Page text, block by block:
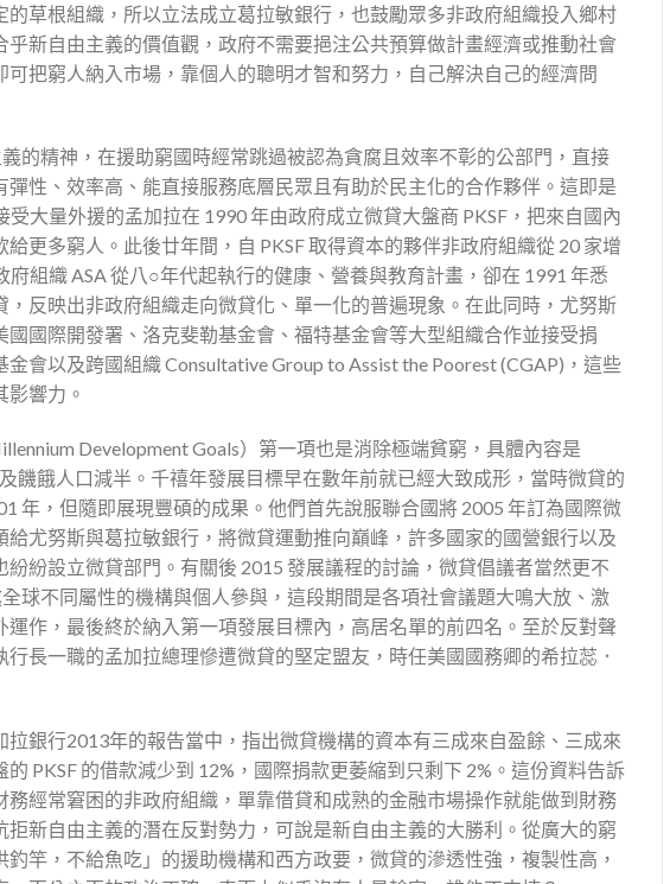
草根組織，所以立法成立葛拉敏銀行，也鼓勵眾多非政府組織投入鄉村
新自由主義的價值觀，政府不需要挹注公共預算做計畫經濟或推動社會
把窮人納入市場，靠個人的聰明才智和努力，自己解決自己的經濟問
的精神，在援助窮國時經常跳過被認為貪腐且效率不彰的公部門，直接
性、效率高、能直接服務底層民眾且有助於民主化的合作夥伴。這即是
受大量外援的孟加拉在 1990 年由政府成立微貸大盤商 PKSF，把來自國內
更多窮人。此後廿年間，自 PKSF 取得資本的夥伴非政府組織從 20 家增
組織 ASA 從八○年代起執行的健康、營養與教育計畫，卻在 1991 年悉
反映出非政府組織走向微貸化、單一化的普遍現象。在此同時，尤努斯
國際開發署、洛克斐勒基金會、福特基金會等大型組織合作並接受捐
會以及跨國組織 Consultative Group to Assist the Poorest (CGAP)，這些
響力。
Development Goals）第一項也是消除極端貧窮，具體內容是
饑餓人口減半。千禧年發展目標早在數年前就已經大致成形，當時微貸的
年，但隨即展現豐碩的成果。他們首先說服聯合國將 2005 年訂為國際微
尤努斯與葛拉敏銀行，將微貸運動推向巔峰，許多國家的國營銀行以及
紛設立微貸部門。有關後 2015 發展議程的討論，微貸倡議者當然更不
球不同屬性的機構與個人參與，這段期間是各項社會議題大鳴大放、激
作，最後終於納入第一項發展目標內，高居名單的前四名。至於反對聲
長一職的孟加拉總理慘遭微貸的堅定盟友，時任美國國務卿的希拉蕊．
銀行2013年的報告當中，指出微貸機構的資本有三成來自盈餘、三成來
PKSF 的借款減少到 12%，國際捐款更萎縮到只剩下 2%。這份資料告訴
經常窘困的非政府組織，單靠借貸和成熟的金融市場操作就能做到財務
新自由主義的潛在反對勢力，可說是新自由主義的大勝利。從廣大的窮
竿，不給魚吃」的援助機構和西方政要，微貸的滲透性強，複製性高，